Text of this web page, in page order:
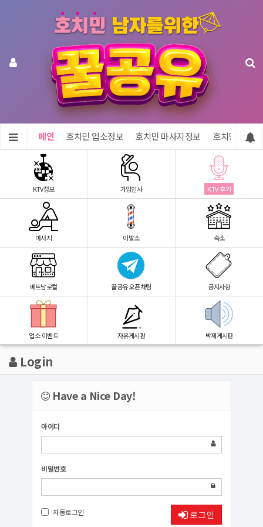
메인 호치민 업소정보 호치민 마사지정보 호치민 숙소
KTV정보 가입인사 KTV 후기
마사지 이발소 숙소
베트남로컬 꿀공유 오픈채팅 공지사항
업소 이벤트 자유게시판 박제게시판
Login
Have a Nice Day!
아이디
비밀번호
자동로그인 로그인